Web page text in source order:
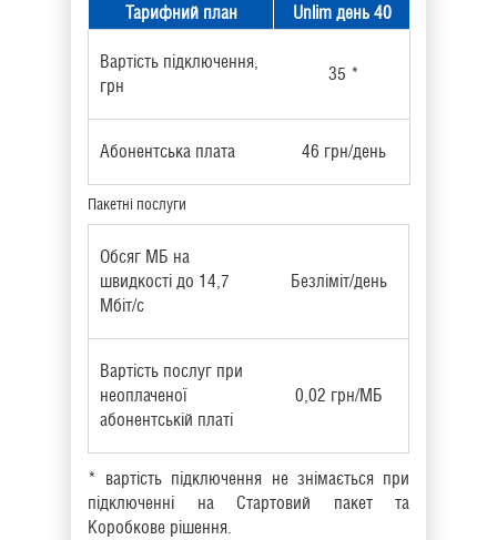
Тарифний план Unlim день40
Вартість підключення,
грн
35 *
Абонентська плата 46 грн/день
Пакетні послуги
Обсяг МБ на
швидкості до 14,7
Мбіт/с
Безліміт/день
Вартість послуг при
неоплаченої
абонентській платі
0,02 грн/МБ
* вартість підключення не знімається при
підключенні на Стартовий пакет та
Коробкове рішення.